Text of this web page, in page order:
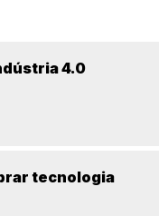
4.0
tecnologia